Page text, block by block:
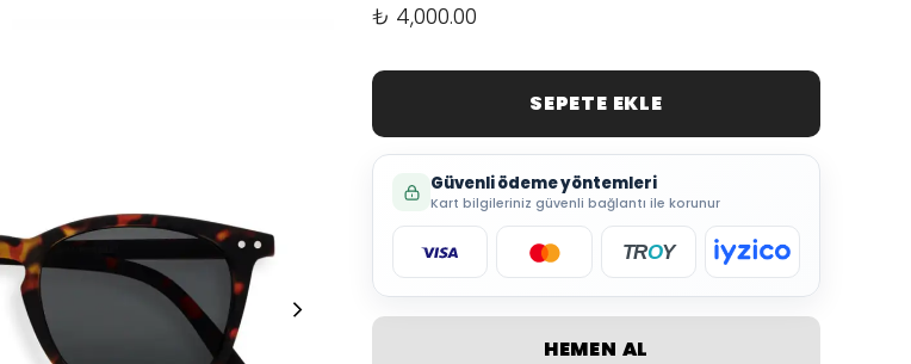
₺ 4,000.00
SEPETE EKLE
Güvenli ödeme yöntemleri
Kart bilgileriniz güvenli bağlantı ile korunur
TROY
HEMEN AL